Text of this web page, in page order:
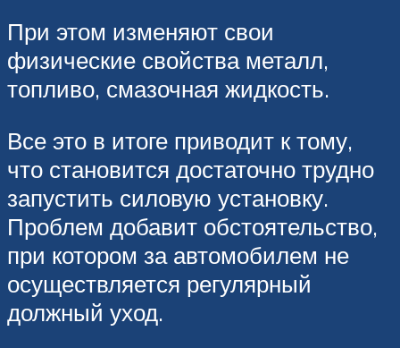
При этом изменяют свои
физические свойства металл,
топливо, смазочная жидкость.
Все это в итоге приводит к тому,
что становится достаточно трудно
запустить силовую установку.
Проблем добавит обстоятельство,
при котором за автомобилем не
осуществляется регулярный
должный уход.